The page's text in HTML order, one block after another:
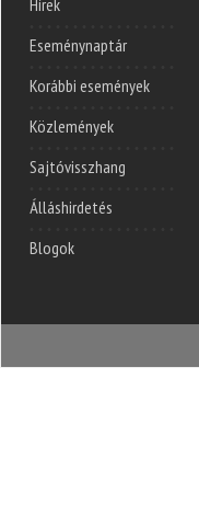
Hírek
Eseménynaptár
Korábbi események
Közlemények
Sajtóvisszhang
Álláshirdetés
Blogok